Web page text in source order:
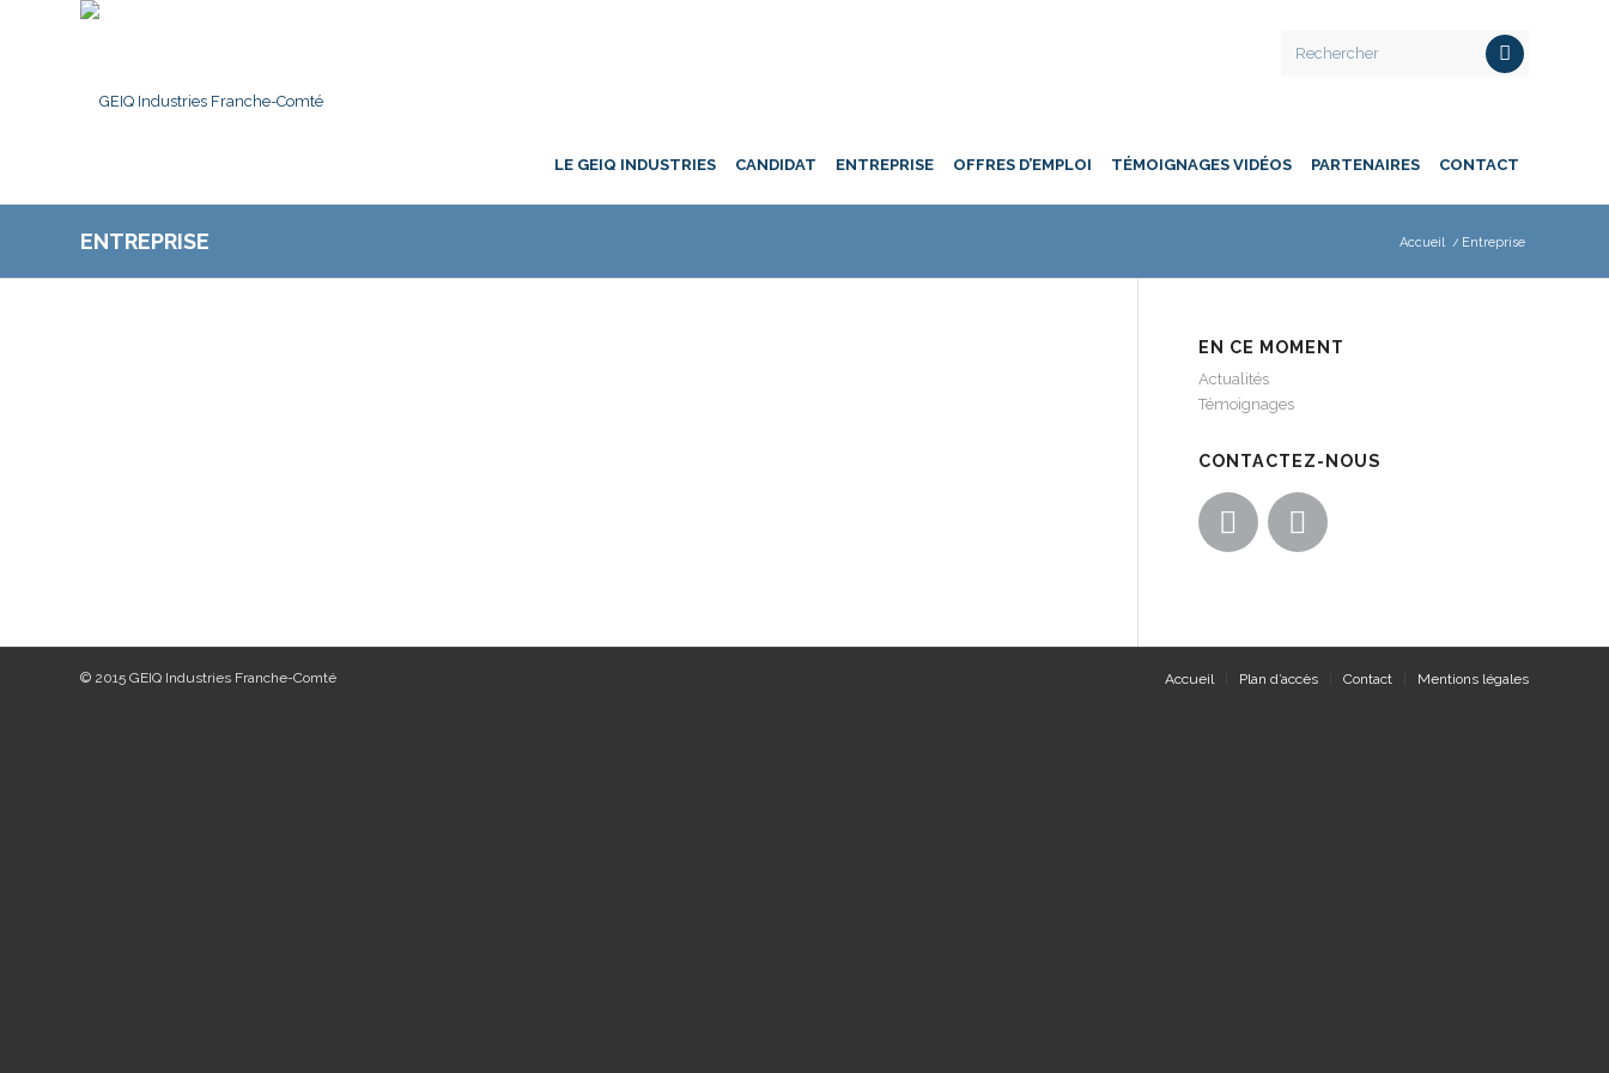
LE GEIQ INDUSTRIES CANDIDAT ENTREPRISE OFFRES D’EMPLOI TÉMOIGNAGES VIDÉOS PARTENAIRES CONTACT
ENTREPRISE Accueil / Entreprise
EN CE MOMENT
Actualités
Témoignages
CONTACTEZ-NOUS
© 2015 GEIQ Industries Franche-Comté Accueil Plan d’accès Contact Mentions légales